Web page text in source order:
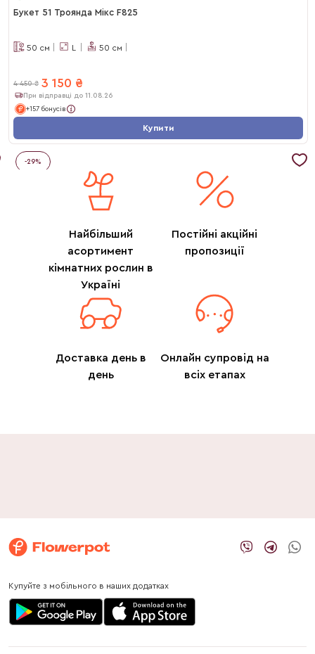
Букет 51 Троянда Мікс F825
50 см L 50 см
4 450 ₴ 3 150 ₴
При відправці до 11.08.26
+157 бонусів
Купити
-29%
Найбільший
асортимент
кімнатних рослин в
Україні
Постійні акційні
пропозиції
Доставка день в
день
Онлайн супровід на
всіх етапах
Купуйте з мобільного в наших додатках